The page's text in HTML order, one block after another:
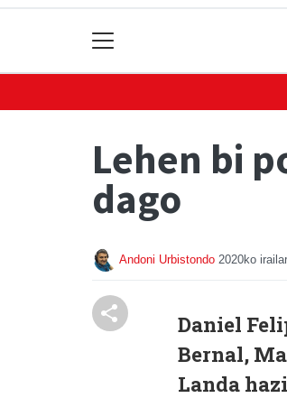
Lehen bi
dago
Andoni Urbistondo 2020ko
Daniel
Bernal,
Landa hazi